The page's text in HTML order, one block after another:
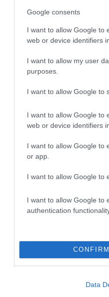
Google consents
I want to allow Google to
web or device identifiers
I want to allow my user
purposes.
I want to allow Google to
I want to allow Google to
web or device identifiers
I want to allow Google to
or app.
I want to allow Google to
I want to allow Google to
authentication
CONFIRM
Data